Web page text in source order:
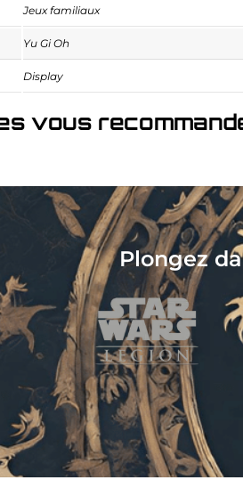
Jeux familiaux
Yu Gi Oh
Display
vous